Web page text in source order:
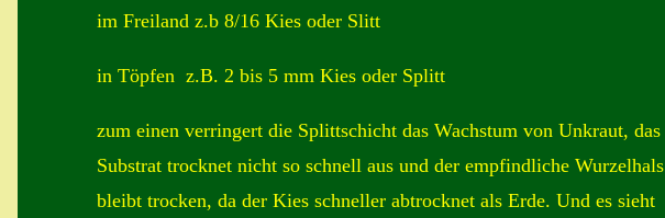
im Freiland z.b 8/16 Kies oder Slitt
in Töpfen z.B. 2 bis 5 mm Kies oder Splitt
zum einen verringert die Splittschicht das Wachstum von Unkraut, das
Substrat trocknet nicht so schnell aus und der empfindliche Wurzelhals
bleibt trocken, da der Kies schneller abtrocknet als Erde. Und es sieht